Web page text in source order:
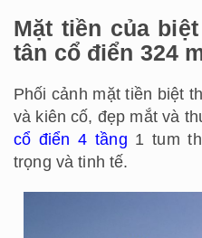
Mặt tiền của
tân cổ điển 324
Phối cảnh mặt tiền biệt
và kiên cố, đẹp mắt và
cổ điển 4 tầng 1 tum
trọng và tinh tế.